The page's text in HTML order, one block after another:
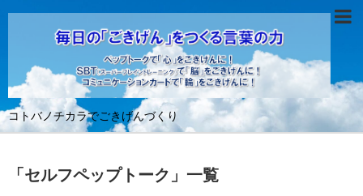
コトバノチカラでごきげんづくり
「 セルフペップトーク 」 一覧